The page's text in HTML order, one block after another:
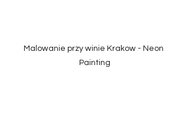
Malowanie przy winie Krakow - Neon
Painting